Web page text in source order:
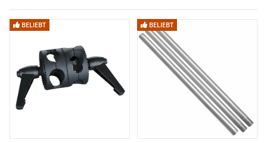
Gewicht: ca. 1400g
Durchmesser: ca. 55 cm
Maße: Länge Beine: 2 x 27 cm, 1 x 33 cm
Material: Metall, Kunsstoff, Gummi
BELIEBT BELIEBT